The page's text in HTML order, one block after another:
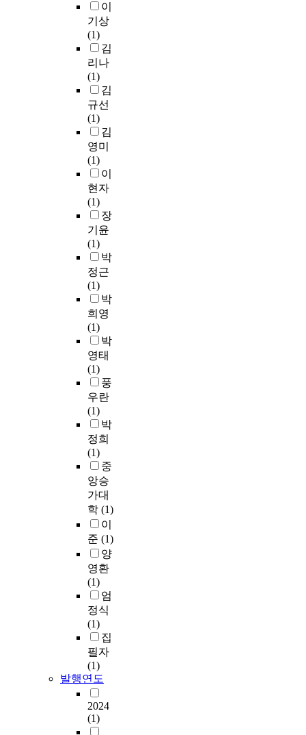
이
기상
(1)
김
리나
(1)
김
규선
(1)
김
영미
(1)
이
현자
(1)
장
기윤
(1)
박
정근
(1)
박
희영
(1)
박
영태
(1)
풍
우란
(1)
박
정희
(1)
중
앙승
가대
학 (1)
이
준 (1)
양
영환
(1)
엄
정식
(1)
집
필자
(1)
발행연도
2024
(1)